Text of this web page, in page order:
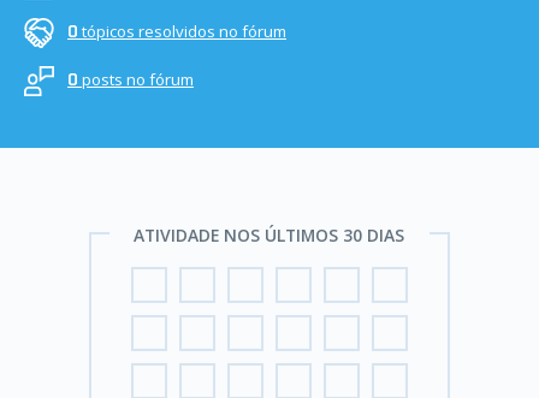
0 tópicos resolvidos no fórum
0 posts no fórum
ATIVIDADE NOS ÚLTIMOS 30 DIAS